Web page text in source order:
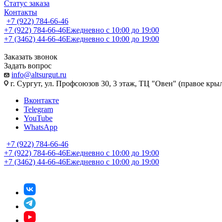
Статус заказа
Контакты
+7 (922) 784-66-46
+7 (922) 784-66-46Ежедневно с 10:00 до 19:00
+7 (3462) 44-66-46Ежедневно с 10:00 до 19:00
Заказать звонок
Задать вопрос
info@altsurgut.ru
г. Сургут, ул. Профсоюзов 30, 3 этаж, ТЦ "Овен" (правое
Вконтакте
Telegram
YouTube
WhatsApp
+7 (922) 784-66-46
+7 (922) 784-66-46Ежедневно с 10:00 до 19:00
+7 (3462) 44-66-46Ежедневно с 10:00 до 19:00